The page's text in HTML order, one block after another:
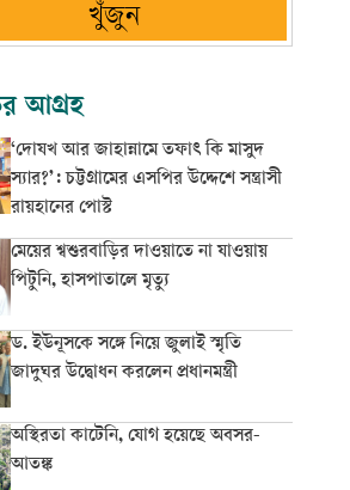
খুঁজুন
আগ্রহ
‘দোযখ আর জাহান্নামে তফাৎ কি মাসুদ
স্যার?’: চট্টগ্রামের এসপির উদ্দেশে সন্ত্রাসী
রায়হানের পোস্ট
মেয়ের শ্বশুরবাড়ির দাওয়াতে না যাওয়ায়
পিটুনি, হাসপাতালে মৃত্যু
ড. ইউনূসকে সঙ্গে নিয়ে জুলাই স্মৃতি
জাদুঘর উদ্বোধন করলেন প্রধানমন্ত্রী
অস্থিরতা কাটেনি, যোগ হয়েছে অবসর-
আতঙ্ক